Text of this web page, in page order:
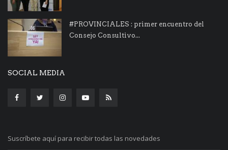
#PROVINCIALES : primer encuentro del
Consejo Consultivo...
SOCIAL MEDIA
Suscríbete aquí para recibir todas las novedades